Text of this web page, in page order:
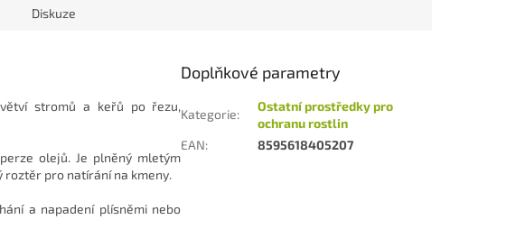
Diskuze
stromů a keřů po řezu,
olejů. Je plněný mletým
roztěr pro natírání na kmeny.
a napadení plísněmi nebo
Doplňkové parametry
Kategorie:
Ostatní prostředky pro
ochranu rostlin
EAN: 8595618405207